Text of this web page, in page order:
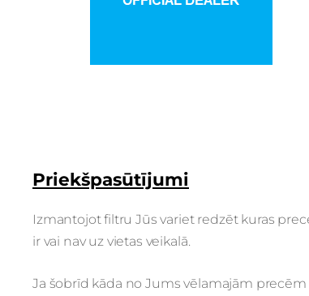
Priekšpasūtījumi
Izmantojot filtru Jūs variet redzēt kuras
ir vai nav uz vietas veikalā.
Ja šobrīd kāda no Jums vēlamajām precēm